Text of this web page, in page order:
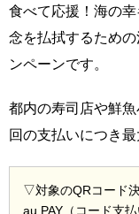
食べて応援！海の
念を払拭するため
ンペーンです。
都内の寿司店や鮮
回の支払いにつき
▽対象のQRコード
au PAY（コード支